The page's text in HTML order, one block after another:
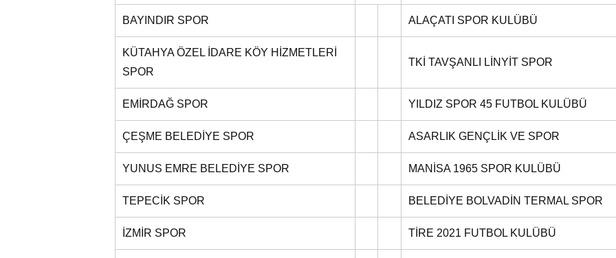
BAYINDIR SPOR ALAÇATI SPOR KULÜBÜ
KÜTAHYA ÖZEL İDARE KÖY HİZMETLERİ
SPOR
TKİ TAVŞANLI LİNYİT SPOR
EMİRDAĞ SPOR YILDIZ SPOR 45 FUTBOL KULÜBÜ
ÇEŞME BELEDİYE SPOR ASARLIK GENÇLİK VE SPOR
YUNUS EMRE BELEDİYE SPOR MANİSA 1965 SPOR KULÜBÜ
TEPECİK SPOR BELEDİYE BOLVADİN TERMAL SPOR
İZMİR SPOR TİRE 2021 FUTBOL KULÜBÜ